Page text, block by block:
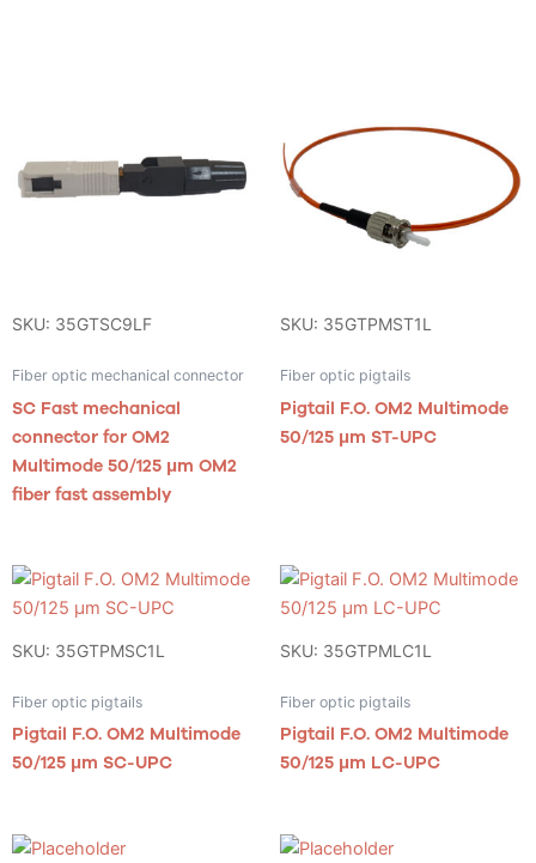
SKU: 35GTSC9LF
Fiber optic mechanical connector
SC Fast mechanical
connector for OM2
Multimode 50/125 μm OM2
fiber fast assembly
SKU: 35GTPMST1L
Fiber optic pigtails
Pigtail F.O. OM2 Multimode
50/125 μm ST-UPC
SKU: 35GTPMSC1L
Fiber optic pigtails
Pigtail F.O. OM2 Multimode
50/125 μm SC-UPC
SKU: 35GTPMLC1L
Fiber optic pigtails
Pigtail F.O. OM2 Multimode
50/125 μm LC-UPC